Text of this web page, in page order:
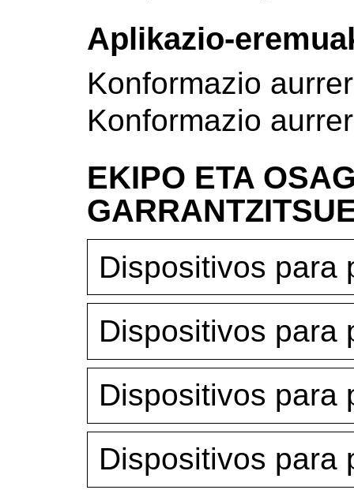
Aplikazio-
Konformazio
Konformazio
EKIPO ETA
Dispositivos para
Dispositivos para
Dispositivos para
Dispositivos para